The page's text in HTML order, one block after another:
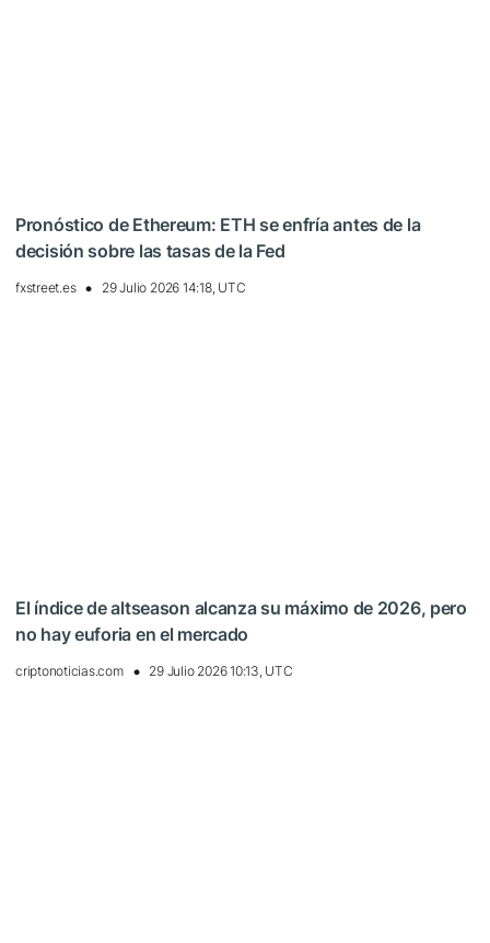
Pronóstico de Ethereum: ETH se enfría antes de la
decisión sobre las tasas de la Fed
fxstreet.es 29 Julio 2026 14:18, UTC
El índice de altseason alcanza su máximo de 2026, pero
no hay euforia en el mercado
criptonoticias.com 29 Julio 2026 10:13, UTC